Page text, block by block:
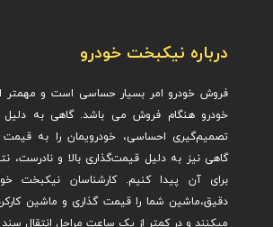
درباره نیکبخت خودرو
فروش خودرو امر بسیار حساسی است و مهمتر
خودرو هنگام فروش می باشد. گاهی به
تصمیم‌گیری احساسی، خودرویمان را به
گاهی نیز به دلیل قیمت‌گذاری بالا و نادرست،
برای آن پیدا کنیم. کارشناسان نیکبخت
دقیق،ماشین شما را قیمت گذاری و ماشین
میکنند و در کمتر از یک ساعت مراحل انتقال